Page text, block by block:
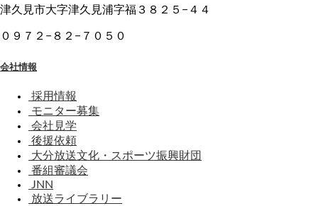
津久見市大字津久見浦字福３８２５−４４
０９７２−８２−７０５０
会社情報
採用情報
モニター募集
会社見学
後援依頼
大分放送文化・スポーツ振興財団
番組審議会
JNN
放送ライブラリー